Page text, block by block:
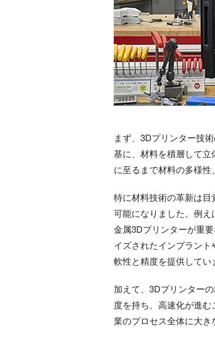
まず、3Dプリンター技
基に、材料を積層して
に至るまで材料の多様性
特に材料技術の革新は
可能になりました。例え
金属3Dプリンターが重
イズされたインプラン
軟性と精度を提供してい
加えて、3Dプリンター
度を持ち、高速化が進
業のプロセス全体に大き